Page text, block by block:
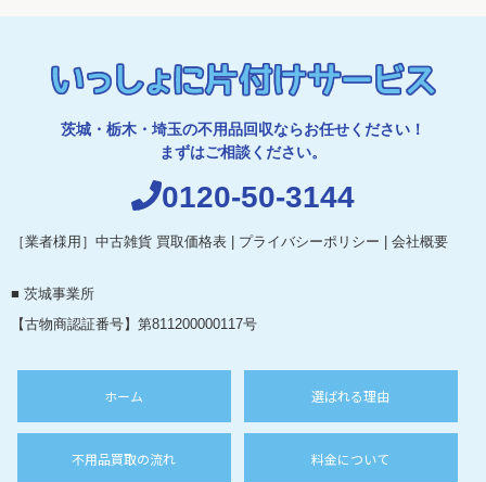
茨城・栃木・埼玉の不用品回収ならお任せください！
まずはご相談ください。
0120-50-3144
［業者様用］中古雑貨 買取価格表 プライバシーポリシー 会社概要
■ 茨城事業所
【古物商認証番号】第811200000117号
ホーム 選ばれる理由
不用品買取の流れ 料金について